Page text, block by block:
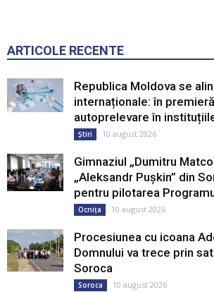
ARTICOLE RECENTE
Republica Moldova se
internaționale: în
autoprelevare în
Știri 10 august 2026
Gimnaziul „Dumitru
„Aleksandr Pușkin” din
pentru pilotarea
Ocnița 10 august 2026
Procesiunea cu icoana
Domnului va trece prin
Soroca
Soroca 10 august 2026